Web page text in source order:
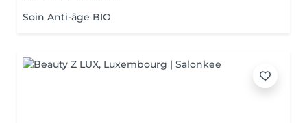
Soin Anti-âge BIO